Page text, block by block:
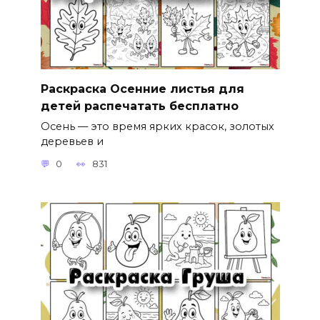
Раскраска Осенние листья для
детей распечатать бесплатно
Осень — это время ярких красок, золотых
деревьев и
0 831